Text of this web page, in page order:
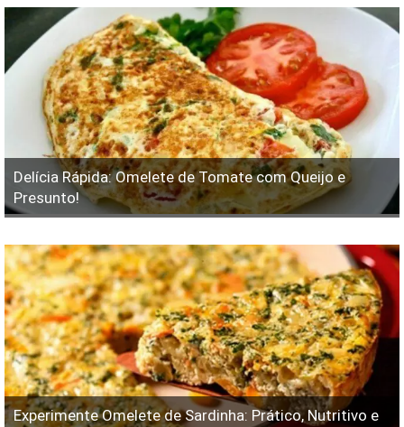
Delícia Rápida: Omelete de Tomate com Queijo e
Presunto!
Experimente Omelete de Sardinha: Prático, Nutritivo e